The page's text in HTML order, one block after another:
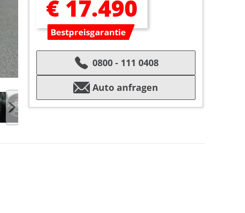
€ 17.490
Bestpreisgarantie
0800 - 111 0408
Auto anfragen